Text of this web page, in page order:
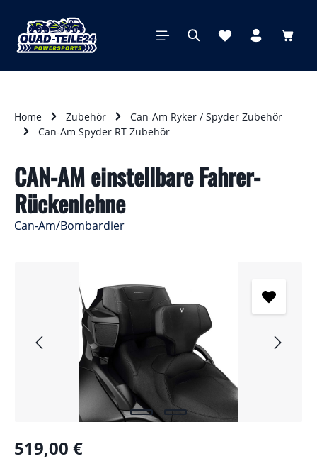
springen
Home Zubehör
Can-Am Ryker / Spyder Zubehör
Can-Am Spyder RT Zubehör
CAN-AM einstellbare Fahrer-
Rückenlehne
Can-Am/Bombardier
519,00 €